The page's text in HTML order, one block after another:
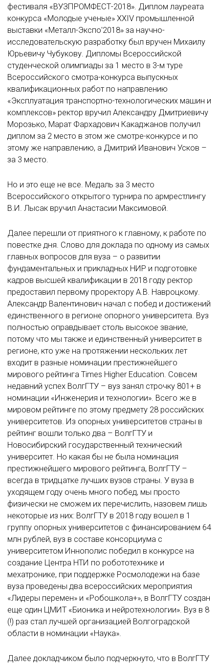
фестиваля «ВУЗПРОМФЕСТ-2018». Диплом лауреата
конкурса «Молодые ученые» XXIV промышленной
выставки «Металл-Экспо'2018» за научно-
исследовательскую разработку был вручен Михаилу
Юрьевичу Чубукову. Дипломы Всероссийской
студенческой олимпиады за 1 место в 3-м туре
Всероссийского смотра-конкурса выпускных
квалификационных работ по направлению
«Эксплуатация транспортно-технологических машин и
комплексов» ректор вручил Александру Дмитриевичу
Морозько, Марат Фархадович Какаджанов получил
диплом за 2 место в этом же смотре-конкурсе и по
этому же направлению, а Дмитрий Иванович Усков –
за 3 место.
Но и это еще не все. Медаль за 3 место
Всероссийского открытого турнира по армрестлингу
В.И. Лысак вручил Анастасии Максимовой.
Далее перешли от приятного к главному, к работе по
повестке дня. Слово для доклада по одному из самых
главных вопросов для вуза – о развитии
фундаментальных и прикладных НИР и подготовке
кадров высшей квалификации в 2018 году ректор
предоставил первому проректору А.В. Навроцкому.
Александр Валентинович начал с побед и достижений
единственного в регионе опорного университета. Вуз
полностью оправдывает столь высокое звание,
потому что мы также и единственный университет в
регионе, кто уже на протяжении нескольких лет
входит в разные номинации престижнейшего
мирового рейтинга Times Higher Education. Совсем
недавний успех ВолгГТУ – вуз занял строчку 801+ в
номинации «Инженерия и технологии». Всего же в
мировом рейтинге по этому предмету 28 российских
университетов. Из опорных университетов страны в
рейтинг вошли только два – ВолгГТУ и
Новосибирский государственный технический
университет. Но какая бы не была номинация
престижнейшего мирового рейтинга, ВолгГТУ –
всегда в тридцатке лучших вузов страны. У вуза в
уходящем году очень много побед, мы просто
физически не сможем их перечислить, назовем лишь
некоторые из них: ВолгГТУ в 2018 году вошел в 1
группу опорных университетов с финансированием 64
млн рублей, вуз в составе консорциума с
университетом Иннополис победил в конкурсе на
создание Центра НТИ по робототехнике и
мехатронике, при поддержке Росмолодежи на базе
вуза проведены два всероссийских мероприятия
«Лидеры перемен» и «Робошкола+», в ВолгГТУ создан
еще один ЦМИТ «Бионика и нейротехнологии». Вуз в 8
(!) раз стал лучшей организацией Волгоградской
области в номинации «Наука».
Далее докладчиком было подчеркнуто, что в ВолгГТУ